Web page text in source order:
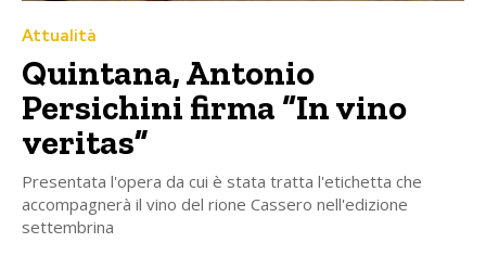
Attualità
Quintana, Antonio
Persichini firma “In vino
veritas”
Presentata l'opera da cui è stata tratta l'etichetta che
accompagnerà il vino del rione Cassero nell'edizione
settembrina